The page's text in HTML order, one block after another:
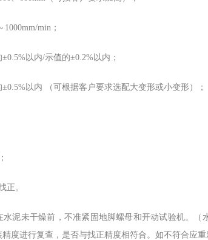
min；
以内/示值的±0.2%以内；
以内 （可根据客户要求选配大变形或小变形）；
正。
水泥未干燥前，不准紧固地脚螺母和开动试验机。
度进行复查，是否与找正精度相符合。如不符合应重